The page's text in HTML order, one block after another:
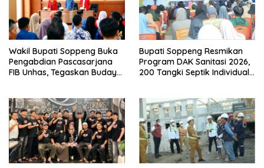
Wakil Bupati Soppeng Buka
Pengabdian Pascasarjana
FIB Unhas, Tegaskan Budaya
Bupati Soppeng Resmikan
Program DAK Sanitasi 2026,
200 Tangki Septik Individual